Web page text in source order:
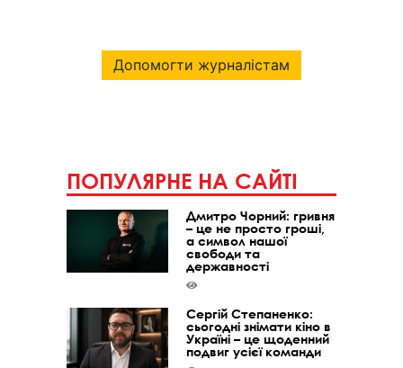
Допомогти журналістам
ПОПУЛЯРНЕ НА САЙТІ
Дмитро Чорний: гривня
– це не просто гроші,
а символ нашої
свободи та
державності
Сергій Степаненко:
сьогодні знімати кіно в
Україні – це щоденний
подвиг усієї команди